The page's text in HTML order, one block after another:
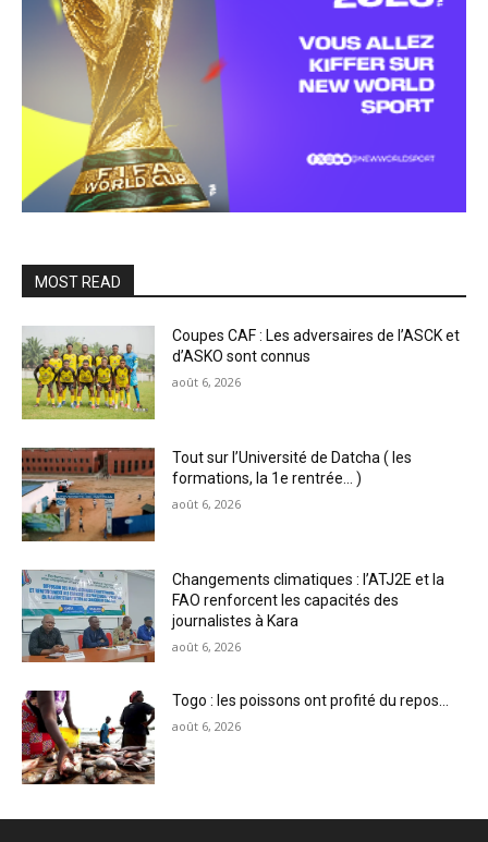
MOST READ
Coupes CAF : Les adversaires de l’ASCK et
d’ASKO sont connus
août 6, 2026
Tout sur l’Université de Datcha ( les
formations, la 1e rentrée… )
août 6, 2026
Changements climatiques : l’ATJ2E et la
FAO renforcent les capacités des
journalistes à Kara
août 6, 2026
Togo : les poissons ont profité du repos…
août 6, 2026